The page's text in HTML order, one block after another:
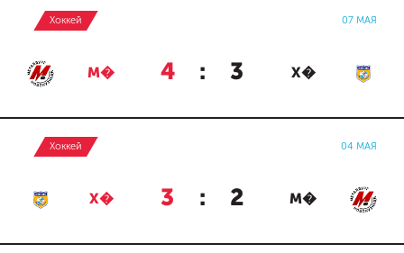
Хоккей 07 МАЯ
М� 4 : 3 Х�
Хоккей 04 МАЯ
Х� 3 : 2 М�